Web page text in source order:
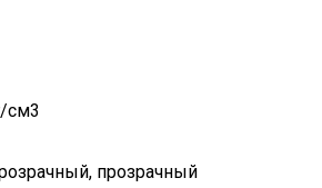
см3
прозрачный